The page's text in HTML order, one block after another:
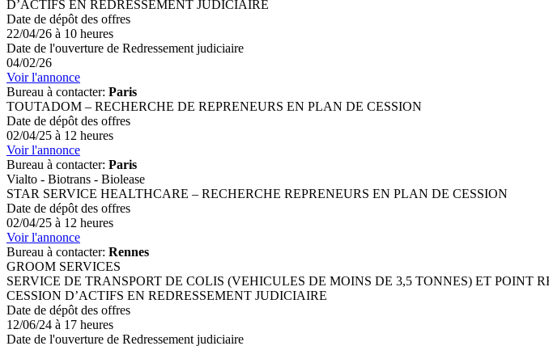
D’ACTIFS EN REDRESSEMENT JUDICIAIRE
Date de dépôt des offres
22/04/26 à 10 heures
Date de l'ouverture de Redressement judiciaire
04/02/26
Voir l'annonce
Bureau à contacter: Paris
TOUTADOM – RECHERCHE DE REPRENEURS EN PLAN DE CESSION
Date de dépôt des offres
02/04/25 à 12 heures
Voir l'annonce
Bureau à contacter: Paris
Vialto - Biotrans - Biolease
STAR SERVICE HEALTHCARE – RECHERCHE REPRENEURS EN PLAN DE CESSION
Date de dépôt des offres
02/04/25 à 12 heures
Voir l'annonce
Bureau à contacter: Rennes
GROOM SERVICES
SERVICE DE TRANSPORT DE COLIS (VEHICULES DE MOINS DE 3,5 TONNES) ET POINT
CESSION D’ACTIFS EN REDRESSEMENT JUDICIAIRE
Date de dépôt des offres
12/06/24 à 17 heures
Date de l'ouverture de Redressement judiciaire